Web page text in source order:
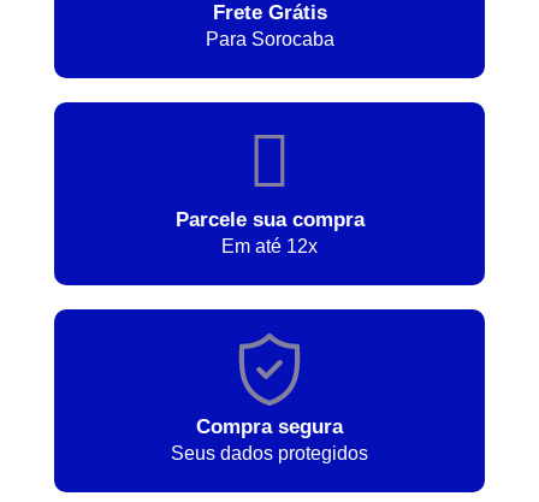
Frete Grátis
Para Sorocaba
Parcele sua compra
Em até 12x
Compra segura
Seus dados protegidos